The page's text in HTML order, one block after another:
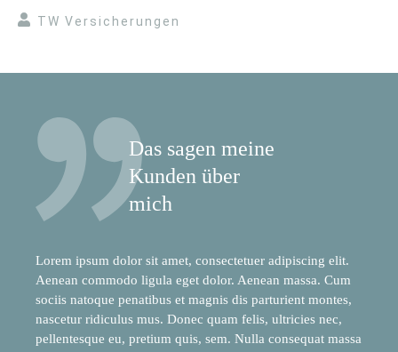
TW Versicherungen
Das sagen meine
Kunden über
mich
Lorem ipsum dolor sit amet, consectetuer adipiscing elit.
Aenean commodo ligula eget dolor. Aenean massa. Cum
sociis natoque penatibus et magnis dis parturient montes,
nascetur ridiculus mus. Donec quam felis, ultricies nec,
pellentesque eu, pretium quis, sem. Nulla consequat massa